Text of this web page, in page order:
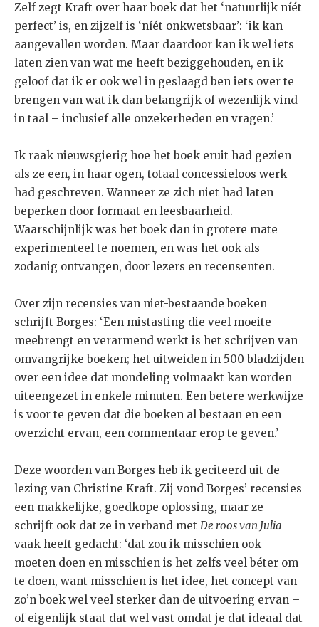
Zelf zegt Kraft over haar boek dat het ‘natuurlijk níét
perfect’ is, en zijzelf is ‘níét onkwetsbaar’: ‘ik kan
aangevallen worden. Maar daardoor kan ik wel iets
laten zien van wat me heeft beziggehouden, en ik
geloof dat ik er ook wel in geslaagd ben iets over te
brengen van wat ik dan belangrijk of wezenlijk vind
in taal – inclusief alle onzekerheden en vragen.’
Ik raak nieuwsgierig hoe het boek eruit had gezien
als ze een, in haar ogen, totaal concessieloos werk
had geschreven. Wanneer ze zich niet had laten
beperken door formaat en leesbaarheid.
Waarschijnlijk was het boek dan in grotere mate
experimenteel te noemen, en was het ook als
zodanig ontvangen, door lezers en recensenten.
Over zijn recensies van niet-bestaande boeken
schrijft Borges: ‘Een mistasting die veel moeite
meebrengt en verarmend werkt is het schrijven van
omvangrijke boeken; het uitweiden in 500 bladzijden
over een idee dat mondeling volmaakt kan worden
uiteengezet in enkele minuten. Een betere werkwijze
is voor te geven dat die boeken al bestaan en een
overzicht ervan, een commentaar erop te geven.’
Deze woorden van Borges heb ik geciteerd uit de
lezing van Christine Kraft. Zij vond Borges’ recensies
een makkelijke, goedkope oplossing, maar ze
schrijft ook dat ze in verband met De roos van Julia
vaak heeft gedacht: ‘dat zou ik misschien ook
moeten doen en misschien is het zelfs veel béter om
te doen, want misschien is het idee, het concept van
zo’n boek wel veel sterker dan de uitvoering ervan –
of eigenlijk staat dat wel vast omdat je dat ideaal dat